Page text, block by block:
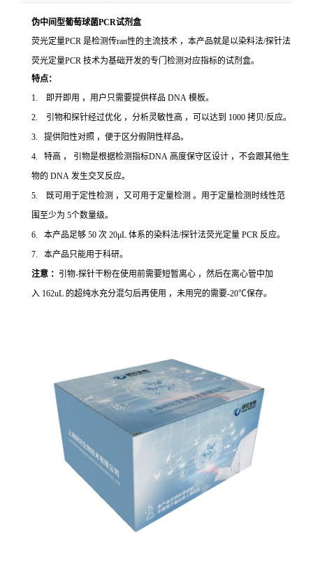
伪中间型葡萄球菌PCR试剂盒
荧光定量PCR 是检测传ran性的主流技术 ，本产品就是以染料法/探针法
荧光定量PCR 技术为基础开发的专门检测对应指标的试剂盒。
特点：
1. 即开即用 ，用户只需要提供样品 DNA 模板。
2. 引物和探针经过优化 ，分析灵敏性高 ，可以达到 1000 拷贝/反应。
3. 提供阳性对照 ，便于区分假阴性样品。
4. 特高 ， 引物是根据检测指标DNA 高度保守区设计 ，不会跟其他生
物的 DNA 发生交叉反应。
5. 既可用于定性检测 ，又可用于定量检测 。用于定量检测时线性范
围至少为 5个数量级。
6. 本产品足够 50 次 20μL 体系的染料法/探针法荧光定量 PCR 反应。
7. 本产品只能用于科研。
注意 ： 引物-探针干粉在使用前需要短暂离心 ，然后在离心管中加
入 162uL 的超纯水充分混匀后再使用 ，未用完的需要-20℃保存。